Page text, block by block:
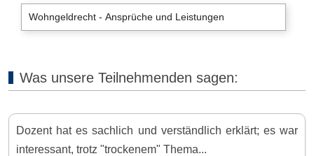
Wohngeldrecht - Ansprüche und Leistungen
Was unsere Teilnehmenden sagen:
Dozent hat es sachlich und verständlich erklärt; es war
interessant, trotz "trockenem" Thema...